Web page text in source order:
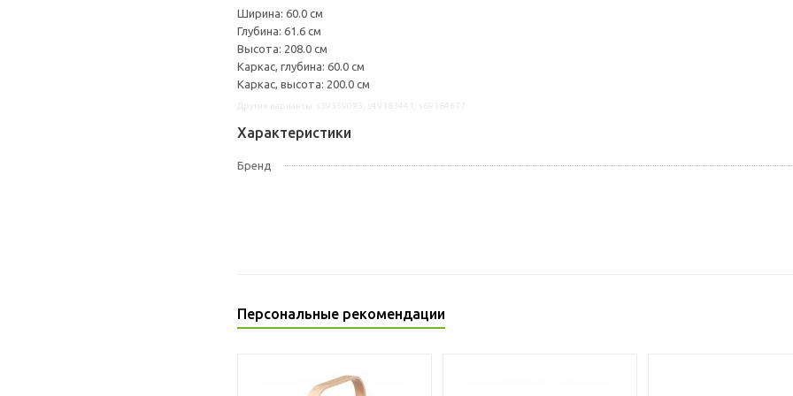
Ширина: 60.0 см
Глубина: 61.6 см
Высота: 208.0 см
Каркас, глубина: 60.0 см
Каркас, высота: 200.0 см
Характеристики
Бренд
Персональные рекомендации